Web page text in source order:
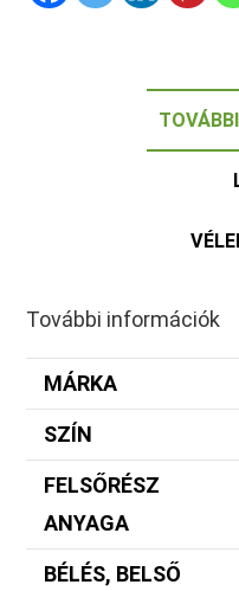
További információk
MÁRKA
SZÍN
FELSŐRÉSZ
ANYAGA
BÉLÉS, BELSŐ